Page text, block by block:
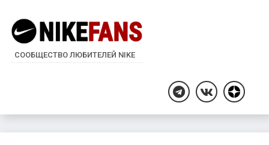
СООБЩЕСТВО ЛЮБИТЕЛЕЙ NIKE
TelegramВКонтакте
Дзен